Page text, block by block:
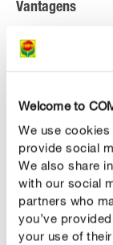
Welcome to
We use
provide social
We also share
with our social
partners who
you’ve
your use of
Vantagens
Contém
que para
a para uma
Substrato
plantas